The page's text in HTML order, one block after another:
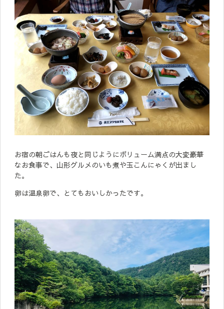
お宿の朝ごはんも夜と同じようにボリューム満点の大変豪華
なお食事で、山形グルメのいも煮や玉こんにゃくが出まし
た。
卵は温泉卵で、とてもおいしかったです。